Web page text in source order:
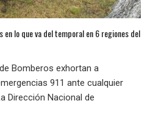
lo que va del temporal en 6 regiones del
Bomberos exhortan a
911 ante cualquier
Dirección Nacional de